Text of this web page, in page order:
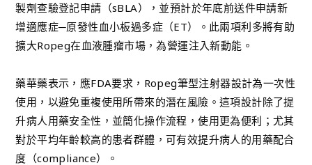
製劑查驗登記申請（sBLA），並預計於年底前送件申請新
增適應症─原發性血小板過多症（ET）。此兩項利多將有助
擴大Ropeg在血液腫瘤市場，為營運注入新動能。
藥華藥表示，應FDA要求，Ropeg筆型注射器設計為一次性
使用，以避免重複使用所帶來的潛在風險。這項設計除了提
升病人用藥安全性，並簡化操作流程，使用更為便利；尤其
對於平均年齡較高的患者群體，可有效提升病人的用藥配合
度（compliance）。